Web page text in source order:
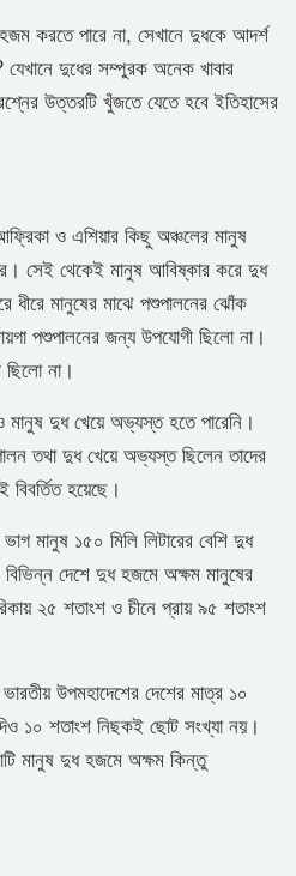
করতে পারে না, সেখানে দুধকে আদর্শ
দুধের সম্পুরক অনেক খাবার
উত্তরটি খুঁজতে যেতে হবে ইতিহাসের
ও এশিয়ার কিছু অঞ্চলের মানুষ
সেই থেকেই মানুষ আবিষ্কার করে দুধ
ধীরে মানুষের মাঝে পশুপালনের ঝোঁক
পশুপালনের জন্য উপযোগী ছিলো না।
না।
মানুষ দুধ খেয়ে অভ্যস্ত হতে পারেনি।
তথা দুধ খেয়ে অভ্যস্ত ছিলেন তাদের
হয়েছে।
মানুষ ১৫০ মিলি লিটারের বেশি দুধ
দেশে দুধ হজমে অক্ষম মানুষের
২৫ শতাংশ ও চীনে প্রায় ৯৫ শতাংশ
উপমহাদেশের দেশের মাত্র ১০
১০ শতাংশ নিছকই ছোট সংখ্যা নয়।
মানুষ দুধ হজমে অক্ষম কিন্তু